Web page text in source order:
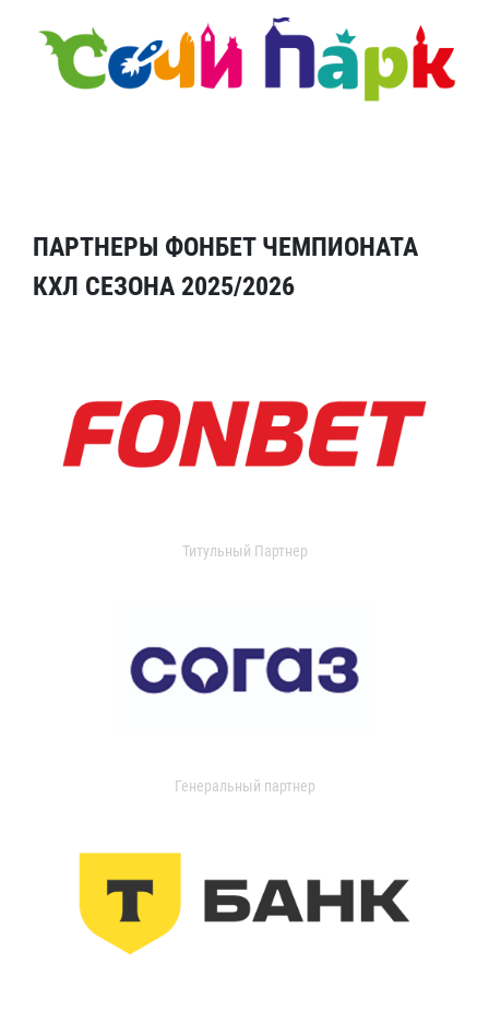
ПАРТНЕРЫ ФОНБЕТ ЧЕМПИОНАТА
КХЛ СЕЗОНА 2025/2026
Титульный Партнер
Генеральный партнер